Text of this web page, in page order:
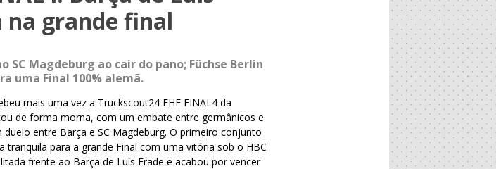
na grande final
Magdeburg ao cair do pano; Füchse Berlin
uma Final 100% alemã.
mais uma vez a Truckscout24 EHF FINAL4 da
de forma morna, com um embate entre germânicos e
entre Barça e SC Magdeburg. O primeiro conjunto
para a grande Final com uma vitória sob o HBC
frente ao Barça de Luís Frade e acabou por vencer